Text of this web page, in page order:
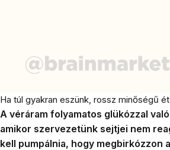
Ha túl gyakran eszünk, rossz minőségű
A véráram folyamatos glükózzal
amikor szervezetünk sejtjei nem
kell pumpálnia, hogy megbirkózzon